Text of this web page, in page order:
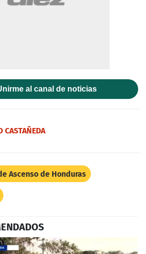
al canal de noticias
CASTAÑEDA
Ascenso de Honduras